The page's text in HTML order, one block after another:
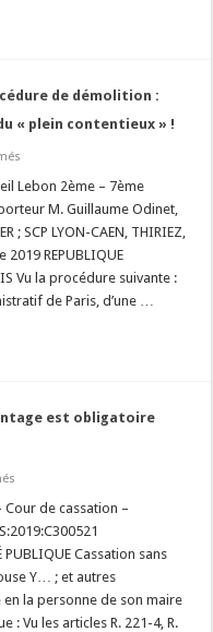
de démolition :
« plein contentieux » !
public
implanté
et
procédure
de
démolition
:
compétence
Lebon 2ème – 7ème
M. Guillaume Odinet,
; SCP LYON-CAEN, THIRIEZ,
REPUBLIQUE
Vu la procédure suivante :
de Paris, d’une …
est obligatoire
:
document
d’arpentage
est
obligatoire
pour
exproprier
partiellement
Cour de cassation –
PUBLIQUE Cassation sans
Y… ; et autres
la personne de son maire
: Vu les articles R. 221-4, R.